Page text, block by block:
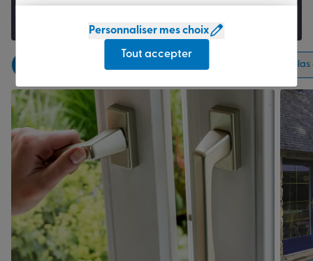
DEMANDER UN DEVIS
Personnaliser mes choix
Tout accepter